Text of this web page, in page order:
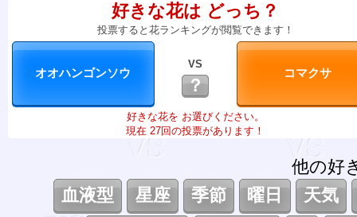
好きな花は どっち？
投票すると花ランキングが閲覧できます！
VS
？
好きな花を お選びください。
現在 27回の投票があります！
他の好
血液型
星座 季節 曜日
天気